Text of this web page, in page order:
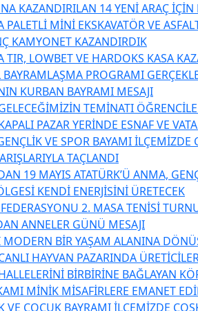
KAZANDIRILAN 14 YENİ ARAÇ
PALETLİ MİNİ EKSKAVATÖR VE
KAMYONET KAZANDIRDIK
TIR, LOWBET VE HARDOKS KASA
PROGRAMI
KURBAN BAYRAMI MESAJI
TEMİNATI
PAZAR YERİNDE ESNAF VE
VE SPOR BAYAMI
TAÇLANDI
19 MAYIS ATATÜRK’Ü ANMA,
KENDİ ENERJİSİNİ ÜRETECEK
2. MASA TENİSİ
ANNELER GÜNÜ MESAJI
BİR YAŞAM ALANINA
HAYVAN PAZARINDA
BİRBİRİNE BAĞLAYAN
MİNİK MİSAFİRLERE EMANET
VE ÇOCUK BAYRAMI İLÇEMİZDE